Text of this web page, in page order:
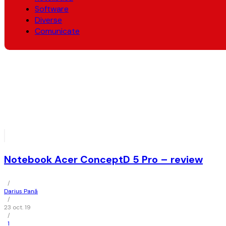
Software
Diverse
Comunicate
Notebook Acer ConceptD 5 Pro – review
/
Darius Pană
/
23 oct. 19
/
1